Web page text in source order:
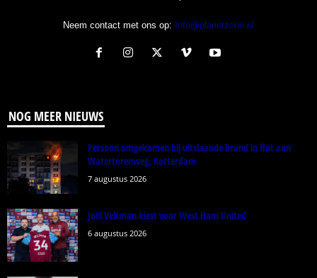
Neem contact met ons op: Info@planetzone.nl
NOG MEER NIEUWS
Persoon omgekomen bij uitslaande brand in flat aan
Watertorenweg, Rotterdam
7 augustus 2026
Joël Veltman kiest voor West Ham United
6 augustus 2026